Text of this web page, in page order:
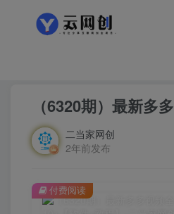
（6320期）最新多
二当家网创
2年前发布
付费阅读